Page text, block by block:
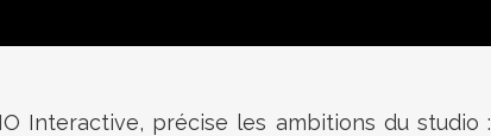
Interactive, précise les ambitions du studio :